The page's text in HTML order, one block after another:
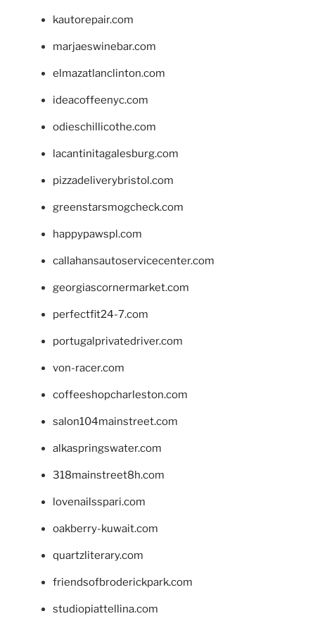
kautorepair.com
marjaeswinebar.com
elmazatlanclinton.com
ideacoffeenyc.com
odieschillicothe.com
lacantinitagalesburg.com
pizzadeliverybristol.com
greenstarsmogcheck.com
happypawspl.com
callahansautoservicecenter.com
georgiascornermarket.com
perfectfit24-7.com
portugalprivatedriver.com
von-racer.com
coffeeshopcharleston.com
salon104mainstreet.com
alkaspringswater.com
318mainstreet8h.com
lovenailsspari.com
oakberry-kuwait.com
quartzliterary.com
friendsofbroderickpark.com
studiopiattellina.com